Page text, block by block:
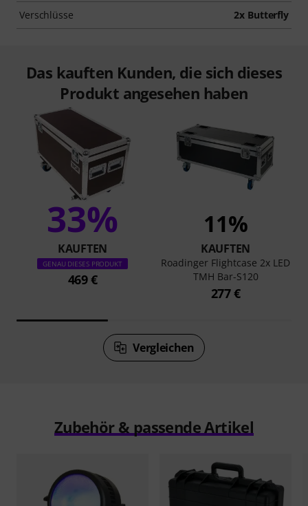
Verschlüsse 2x Butterfly
Das kauften Kunden, die sich dieses
Produkt angesehen haben
33%
KAUFTEN
GENAU DIESES PRODUKT
469 €
11%
KAUFTEN
Roadinger Flightcase 2x LED
TMH Bar-S120
277 €
Vergleichen
Zubehör & passende Artikel